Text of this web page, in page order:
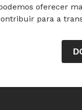
oferecer
para a